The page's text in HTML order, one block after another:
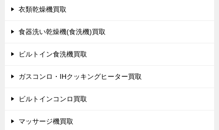
衣類乾燥機買取
食器洗い乾燥機(食洗機)買取
ビルトイン食洗機買取
ガスコンロ・IHクッキングヒーター買取
ビルトインコンロ買取
マッサージ機買取